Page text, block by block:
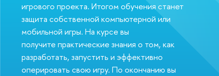
игрового проекта. Итогом обучения станет
защита собственной компьютерной или
мобильной игры. На курсе вы
получите практические знания о том, как
разработать, запустить и эффективно
оперировать свою игру. По окончанию вы